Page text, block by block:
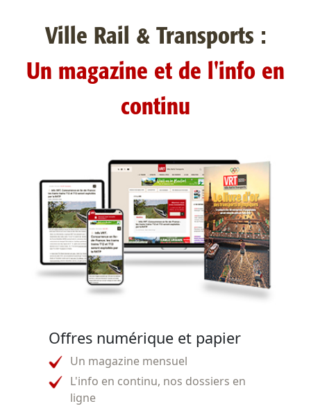
Ville Rail & Transports :
Un magazine et de l'info en
continu
Offres numérique et papier
Un magazine mensuel
L'info en continu, nos dossiers en
ligne